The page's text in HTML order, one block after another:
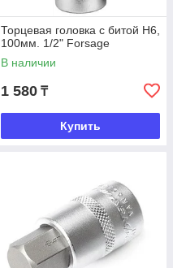
Торцевая головка с битой Н6,
100мм. 1/2" Forsage
В наличии
1 580 ₸
Купить